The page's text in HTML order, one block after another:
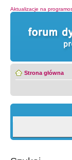
Aktualizacje na
Strona główna